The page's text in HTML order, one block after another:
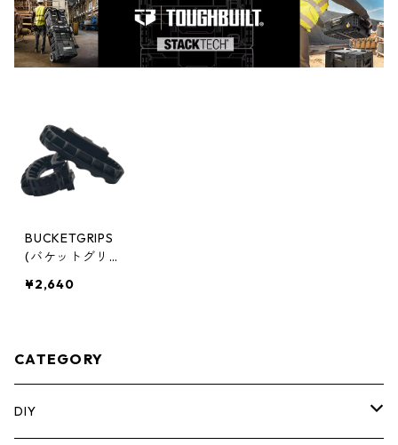
BUCKETGRIPS
(バケットグリ
トグリップス B
¥2,640
CATEGORY
DIY